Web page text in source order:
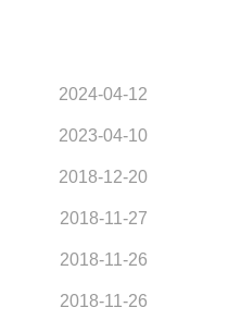
2024-04-12
2023-04-10
2018-12-20
2018-11-27
2018-11-26
2018-11-26